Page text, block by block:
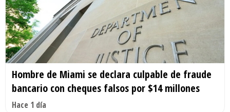
Hombre de Miami se declara culpable de fraude
bancario con cheques falsos por $14 millones
Hace 1 día